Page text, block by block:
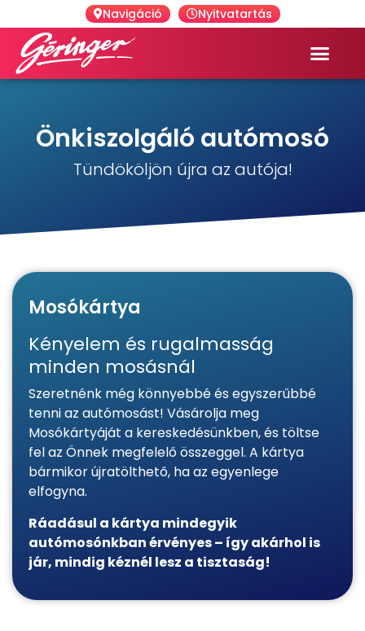
Navigáció Nyitvatartás
Önkiszolgáló autómosó
Tündököljön újra az autója!
Mosókártya
Kényelem és rugalmasság
minden mosásnál
Szeretnénk még könnyebbé és egyszerűbbé
tenni az autómosást! Vásárolja meg
Mosókártyáját a kereskedésünkben, és töltse
fel az Önnek megfelelő összeggel. A kártya
bármikor újratölthető, ha az egyenlege
elfogyna.
Ráadásul a kártya mindegyik
autómosónkban érvényes – így akárhol is
jár, mindig kéznél lesz a tisztaság!